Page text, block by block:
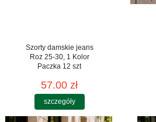
Szorty damskie jeans
Roz 25-30, 1 Kolor
Paczka 12 szt
57.00 zł
szczegóły